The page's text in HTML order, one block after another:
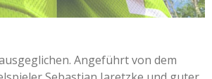
Angeführt von dem